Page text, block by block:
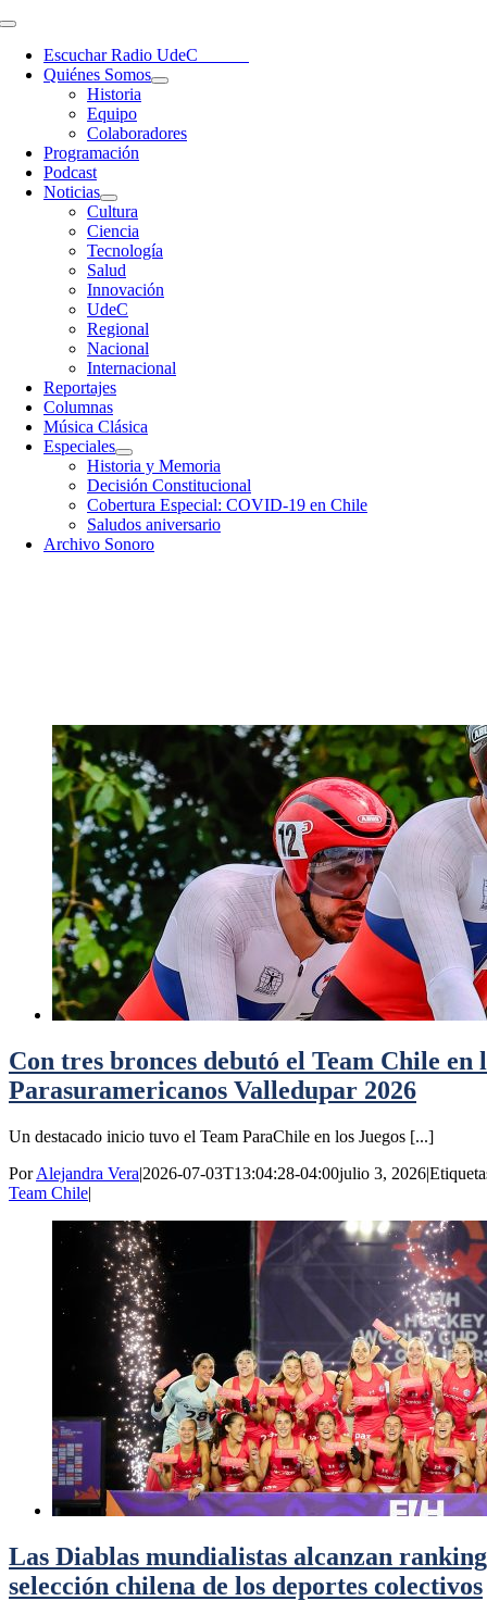
Saltar
contenido
Toggle
NavigationEscuchar Radio UdeC
Quiénes Somos
Historia
Equipo
Colaboradores
Programación
Podcast
Noticias
Cultura
Ciencia
Tecnología
Salud
Innovación
UdeC
Regional
Nacional
Internacional
Reportajes
Columnas
Música Clásica
Especiales
Historia y Memoria
Decisión Constitucional
Cobertura Especial: COVID-19 en Chile
Saludos aniversario
Archivo Sonoro
Con tres bronces debutó el Team Chile en
Parasuramericanos Valledupar 2026
Un destacado inicio tuvo el Team ParaChile en los Juegos [...]
PorAlejandra Vera|2026-07-03T13:04:28-04:00julio 3, 2026|
Team Chile|
Las Diablas mundialistas alcanzan
selección chilena de los deportes colectivos